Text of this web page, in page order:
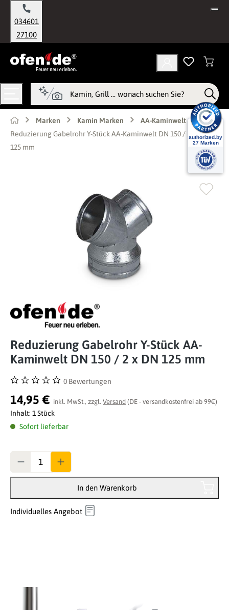
springen
034601
27100
Marken Kamin Marken
AA-Kaminwelt
Reduzierung Gabelrohr Y-Stück AA-Kaminwelt DN 150 / 2 x DN
125 mm
Reduzierung Gabelrohr Y-Stück AA-
Kaminwelt DN 150 / 2 x DN 125 mm
Durchschnittliche Bewertung von 0 von 5 Sternen
0 Bewertungen
14,95 € inkl. MwSt., zzgl. Versand (DE - versandkostenfrei ab 99€)
Inhalt: 1 Stück
Sofort lieferbar
In den Warenkorb
Individuelles Angebot